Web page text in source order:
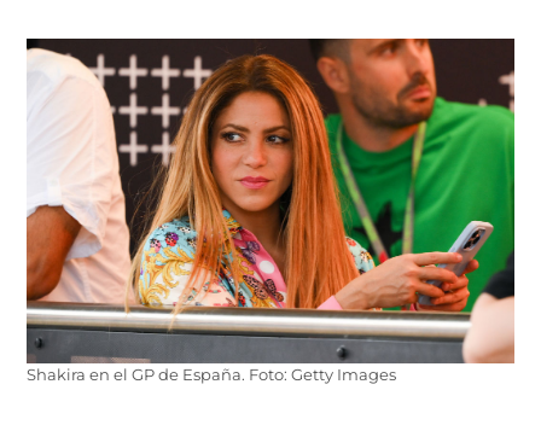
Shakira en el GP de España. Foto: Getty Images